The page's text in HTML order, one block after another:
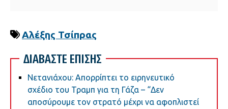
Αλέξης Τσίπρας
ΔΙΑΒΑΣΤΕ ΕΠΙΣΗΣ
Νετανιάχου: Απορρίπτει το ειρηνευτικό
σχέδιο του Τραμπ για τη Γάζα – “Δεν
αποσύρουμε τον στρατό μέχρι να αφοπλιστεί